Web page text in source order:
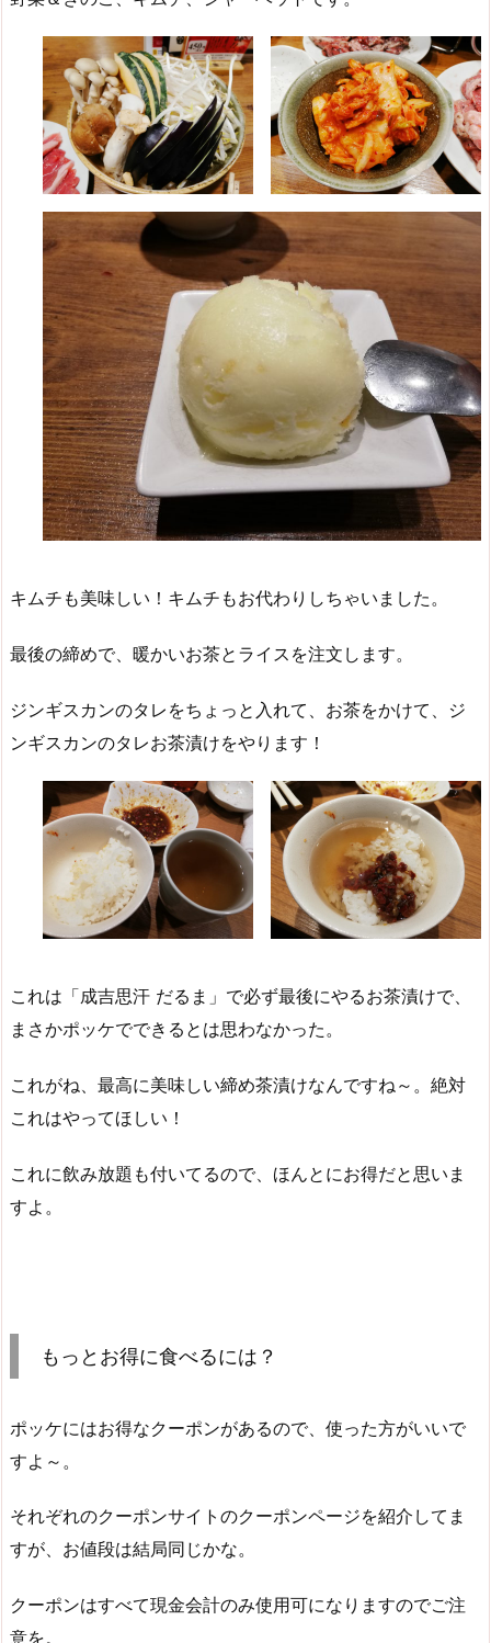
キムチも美味しい！キムチもお代わりしちゃいました。
最後の締めで、暖かいお茶とライスを注文します。
ジンギスカンのタレをちょっと入れて、お茶をかけて、ジ
ンギスカンのタレお茶漬けをやります！
これは「成吉思汗 だるま」で必ず最後にやるお茶漬けで、
まさかポッケでできるとは思わなかった。
これがね、最高に美味しい締め茶漬けなんですね～。絶対
これはやってほしい！
これに飲み放題も付いてるので、ほんとにお得だと思いま
すよ。
もっとお得に食べるには？
ポッケにはお得なクーポンがあるので、使った方がいいで
すよ～。
それぞれのクーポンサイトのクーポンページを紹介してま
すが、お値段は結局同じかな。
クーポンはすべて現金会計のみ使用可になりますのでご注
意を。